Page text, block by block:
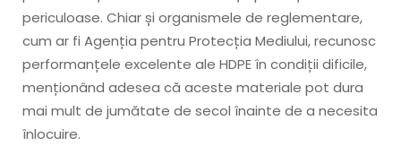
periculoase. Chiar și organismele de reglementare,
cum ar fi Agenția pentru Protecția Mediului, recunosc
performanțele excelente ale HDPE în condiții dificile,
menționând adesea că aceste materiale pot dura
mai mult de jumătate de secol înainte de a necesita
înlocuire.